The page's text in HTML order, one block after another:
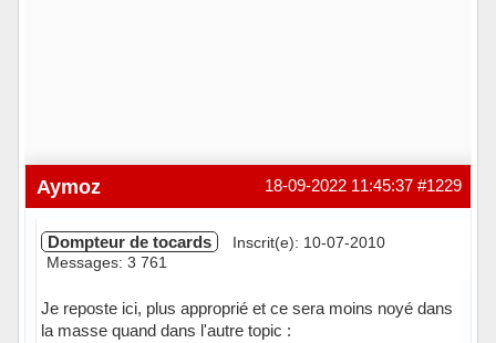
#1229
18-09-2022 11:45:37
Aymoz
Dompteur de tocards
Inscrit(e): 10-07-2010
Messages: 3 761
Je reposte ici, plus approprié et ce sera moins noyé dans
la masse quand dans l'autre topic :